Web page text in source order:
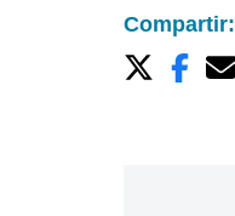
Compartir: